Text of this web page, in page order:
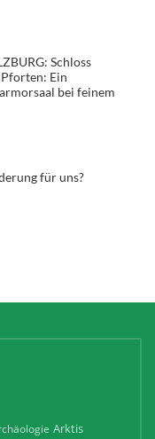
Schloss
Ein
bei feinem
für uns?
Arktis